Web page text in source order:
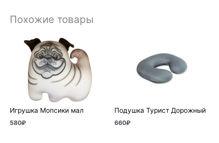
Похожие товары
Игрушка Мопсики мал
580₽
Подушка Турист Дорожный
660₽